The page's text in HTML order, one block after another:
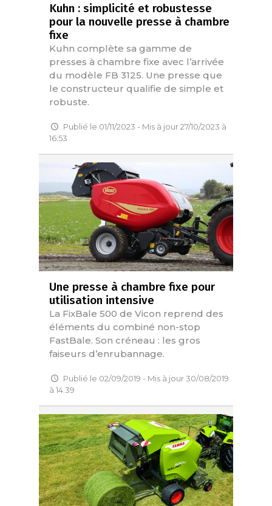
Kuhn : simplicité et robustesse
pour la nouvelle presse à chambre
fixe
Kuhn complète sa gamme de
presses à chambre fixe avec l’arrivée
du modèle FB 3125. Une presse que
le constructeur qualifie de simple et
robuste.
Publié le 01/11/2023 - Mis à jour 27/10/2023 à
16:53
Une presse à chambre fixe pour
utilisation intensive
La FixBale 500 de Vicon reprend des
éléments du combiné non-stop
FastBale. Son créneau : les gros
faiseurs d’enrubannage.
Publié le 02/09/2019 - Mis à jour 30/08/2019
à 14:39